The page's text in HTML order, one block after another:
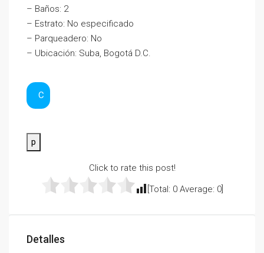
– Baños: 2
– Estrato: No especificado
– Parqueadero: No
– Ubicación: Suba, Bogotá D.C.
C
p
Click to rate this post!
[Total: 0Average: 0]
Detalles